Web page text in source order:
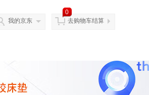
我的京东
0
去购物车结算